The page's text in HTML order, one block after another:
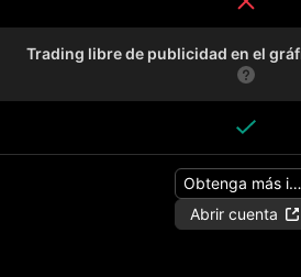
Trading libre de publicidad en el
Obtenga más información
Abrir cuenta